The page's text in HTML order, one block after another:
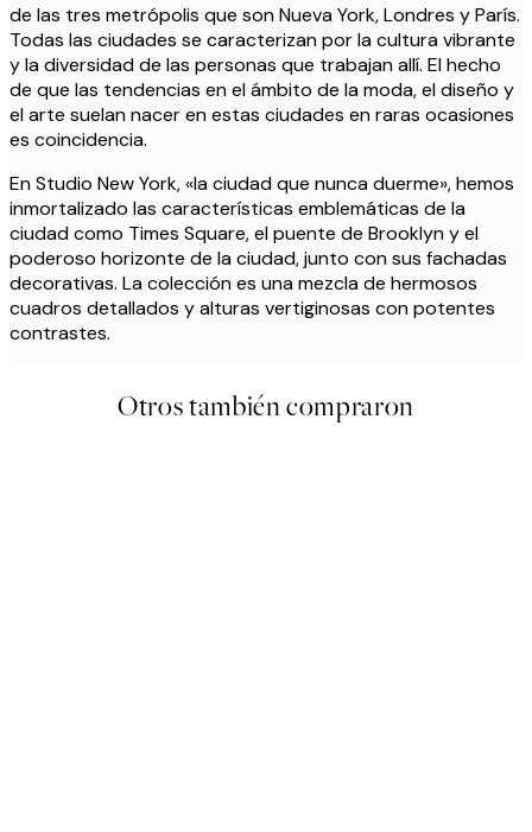
de las tres metrópolis que son Nueva York, Londres y París.
Todas las ciudades se caracterizan por la cultura vibrante
y la diversidad de las personas que trabajan allí. El hecho
de que las tendencias en el ámbito de la moda, el diseño y
el arte suelan nacer en estas ciudades en raras ocasiones
es coincidencia.
En Studio New York, «la ciudad que nunca duerme», hemos
inmortalizado las características emblemáticas de la
ciudad como Times Square, el puente de Brooklyn y el
poderoso horizonte de la ciudad, junto con sus fachadas
decorativas. La colección es una mezcla de hermosos
cuadros detallados y alturas vertiginosas con potentes
contrastes.
Otros también compraron